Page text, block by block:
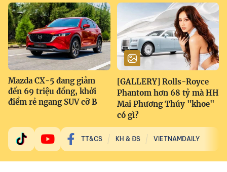
Mazda CX-5 đang giảm
đến 69 triệu đồng, khởi
điểm rẻ ngang SUV cỡ B
[GALLERY] Rolls-Royce
Phantom hơn 68 tỷ mà HH
Mai Phương Thúy "khoe"
có gì?
TT&CS KH & ĐS VIETNAMDAILY